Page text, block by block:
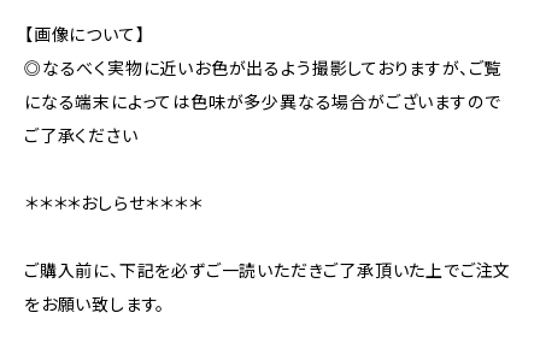
【画像について】
◎なるべく実物に近いお色が出るよう撮影しておりますが、ご覧
になる端末によっては色味が多少異なる場合がございますので
ご了承ください
＊＊＊＊おしらせ＊＊＊＊
ご購入前に、下記を必ずご一読いただきご了承頂いた上でご注文
をお願い致します。